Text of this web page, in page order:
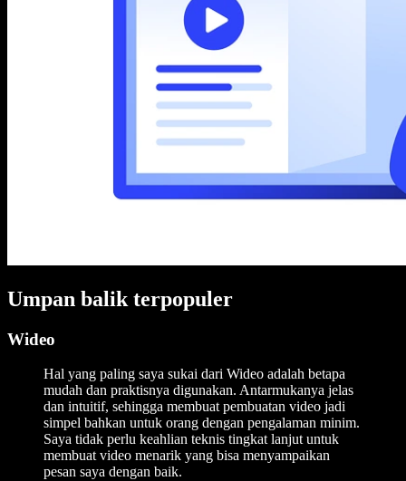
Umpan balik terpopuler
Wideo
Hal yang paling saya sukai dari Wideo adalah betapa
mudah dan praktisnya digunakan. Antarmukanya jelas
dan intuitif, sehingga membuat pembuatan video jadi
simpel bahkan untuk orang dengan pengalaman minim.
Saya tidak perlu keahlian teknis tingkat lanjut untuk
membuat video menarik yang bisa menyampaikan
pesan saya dengan baik.